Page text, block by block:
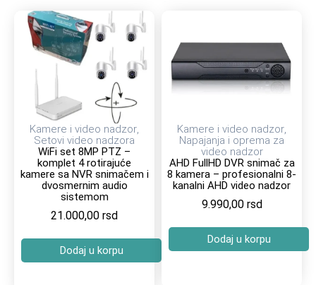
Kamere i video nadzor,
Setovi video nadzora
WiFi set 8MP PTZ –
komplet 4 rotirajuće
kamere sa NVR snimačem i
dvosmernim audio
sistemom
21.000,00 rsd
Dodaj u korpu
Kamere i video nadzor,
Napajanja i oprema za
video nadzor
AHD FullHD DVR snimač za
8 kamera – profesionalni 8-
kanalni AHD video nadzor
9.990,00 rsd
Dodaj u korpu